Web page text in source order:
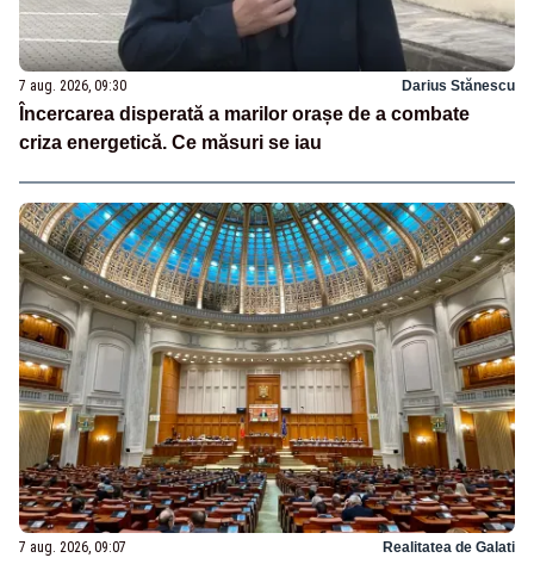
7 aug. 2026, 09:30 Darius Stănescu
Încercarea disperată a marilor orașe de a combate
criza energetică. Ce măsuri se iau
7 aug. 2026, 09:07 Realitatea de Galati